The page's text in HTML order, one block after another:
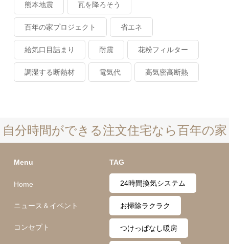
熊本地震 瓦を降ろそう
百年の家プロジェクト 省エネ
給気口目詰まり 耐震 花粉フィルター
調湿する断熱材 電気代 高気密高断熱
自分時間ができる注文住宅なら百年の家
Menu
Home
ニュース＆イベント
コンセプト
TAG
24時間換気システム
お掃除ラクラク
つけっぱなし暖房